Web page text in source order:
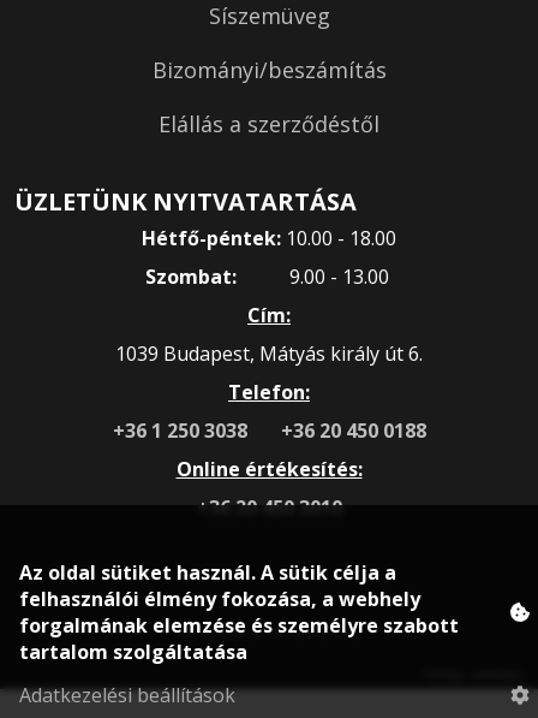
Síszemüveg
Bizományi/beszámítás
Elállás a szerződéstől
ÜZLETÜNK NYITVATARTÁSA
Hétfő-péntek: 10.00 - 18.00
Szombat:
9.00 - 13.00
Cím:
1039 Budapest, Mátyás király út 6.
Telefon:
+36 1 250 3038
+36 20 450 0188
Online értékesítés:
+36 20 450 3010
© 2020 rokonsport.hu
Az oldal sütiket használ. A sütik célja a
felhasználói élmény fokozása, a webhely
forgalmának elemzése és személyre szabott
tartalom szolgáltatása
Adatkezelési beállítások